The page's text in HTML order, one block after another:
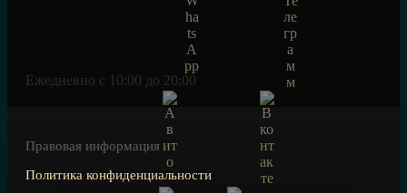
Ежедневно c 10:00 до 20:00
Правовая информация
Политика конфиденциальности